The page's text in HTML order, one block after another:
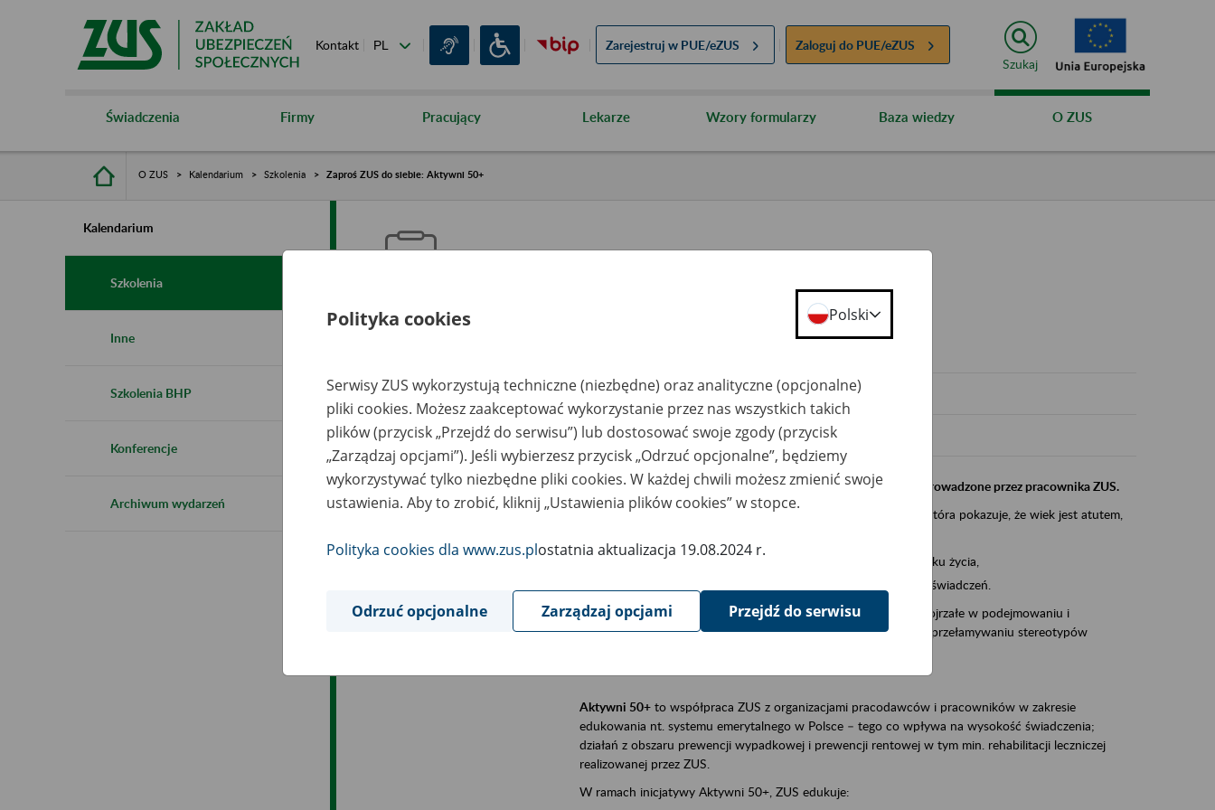
Kontakt Zarejestruj w PUE/eZUS Zaloguj do PUE/eZUS
Szukaj
Świadczenia Firmy Pracujący Lekarze Wzory formularzy Baza wiedzy O ZUS
O ZUS Kalendarium Szkolenia Zaproś ZUS do siebie: Aktywni 50+
Kalendarium
Szkolenia
Inne
Szkolenia BHP
Konferencje
Archiwum wydarzeń
Zaproś ZUS do siebie: Aktywni 50+
Rodzaj wydarzenia Szkolenia
Obszar merytoryczny Aktywni 50+, płatnicy, ubezpieczeni
Opis wydarzenia
Szkolenie stacjonarne w siedzibie firmy, instytucji, urzędu przeprowadzone przez pracownika ZUS.
Aktywni 50+
to inicjatywa Zakładu Ubezpieczeń Społecznych, która pokazuje, że wiek jest atutem,
promocja aktywności zawodowej osób po pięćdziesiątym roku życia,
zachęcanie do świadomego planowania kariery i przyszłych świadczeń.
ZUS przez działania informacyjne i edukacyjne wspiera osoby dojrzałe w podejmowaniu i
kontynuowaniu aktywności zawodowej, dbaniu o zdrowie oraz przełamywaniu stereotypów
Aktywni 50+to współpraca ZUS z organizacjami pracodawców i pracowników w zakresie
edukowania nt. systemu emerytalnego w Polsce – tego co wpływa na wysokość świadczenia;
działań z obszaru prewencji wypadkowej i prewencji rentowej w tym min. rehabilitacji leczniczej
realizowanej przez ZUS.
W ramach inicjatywy Aktywni 50+, ZUS edukuje:
Polityka cookies Polski
Serwisy ZUS wykorzystują techniczne (niezbędne) oraz analityczne (opcjonalne)
pliki cookies. Możesz zaakceptować wykorzystanie przez nas wszystkich takich
plików (przycisk „Przejdź do serwisu”) lub dostosować swoje zgody (przycisk
„Zarządzaj opcjami”). Jeśli wybierzesz przycisk „Odrzuć opcjonalne”, będziemy
wykorzystywać tylko niezbędne pliki cookies. W każdej chwili możesz zmienić swoje
ustawienia. Aby to zrobić, kliknij „Ustawienia plików cookies” w stopce.
Polityka cookies dla www.zus.plostatnia aktualizacja 19.08.2024 r.
Odrzuć opcjonalne Zarządzaj opcjami Przejdź do serwisu